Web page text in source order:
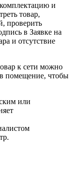
и
товар,
проверить
в Заявке на
и отсутствие
к сети можно
в помещение, чтобы
или